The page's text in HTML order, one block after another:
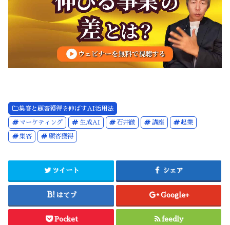
集客と顧客獲得を伸ばすAI活用法
マーケティング 生成AI 石井徹 講座 起業
集客 顧客獲得
ツイート シェア
はてブ Google+
Pocket feedly